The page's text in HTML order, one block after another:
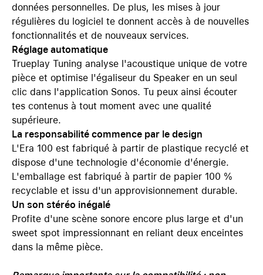
données personnelles. De plus, les mises à jour
régulières du logiciel te donnent accès à de nouvelles
fonctionnalités et de nouveaux services.
Réglage automatique
Trueplay Tuning analyse l'acoustique unique de votre
pièce et optimise l'égaliseur du Speaker en un seul
clic dans l'application Sonos. Tu peux ainsi écouter
tes contenus à tout moment avec une qualité
supérieure.
La responsabilité commence par le design
L'Era 100 est fabriqué à partir de plastique recyclé et
dispose d'une technologie d'économie d'énergie.
L'emballage est fabriqué à partir de papier 100 %
recyclable et issu d'un approvisionnement durable.
Un son stéréo inégalé
Profite d'une scène sonore encore plus large et d'un
sweet spot impressionnant en reliant deux enceintes
dans la même pièce.